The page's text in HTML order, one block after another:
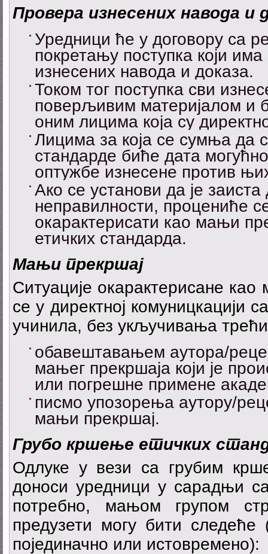
Провера изнесених навода и
Уредници ће у договору са
покретању поступка који
изнесених навода и доказа.
Током тог поступка сви
поверљивим материјалом и
оним лицима која су
Лицима за која се сумња да
стандарде биће дата
оптужбе изнесене против
Ако се установи да је
неправилности, процениће
окарактерисати као мањи
етичких стандарда.
Мањи прекршај
Ситуације окарактерисане
се у директној комуницкацији
учинила, без укључивања
обавештавањем аутора/
мањег прекршаја који је
или погрешне примене
писмо упозорења аутору/
мањи прекршај.
Грубо кршење етичких
Одлуке у вези са грубим
доноси уредници у сарадњи
потребно, мањом групом
предузети могу бити
појединачно или истовремено):